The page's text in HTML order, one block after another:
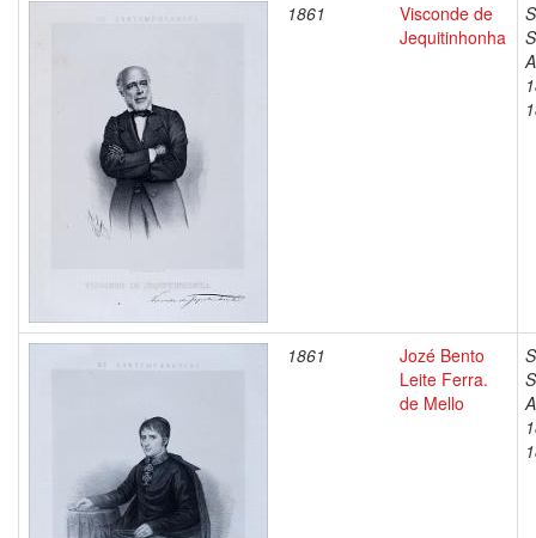
1861
Visconde de
Jequitinhonha
1861
Jozé Bento
Leite Ferra.
de Mello